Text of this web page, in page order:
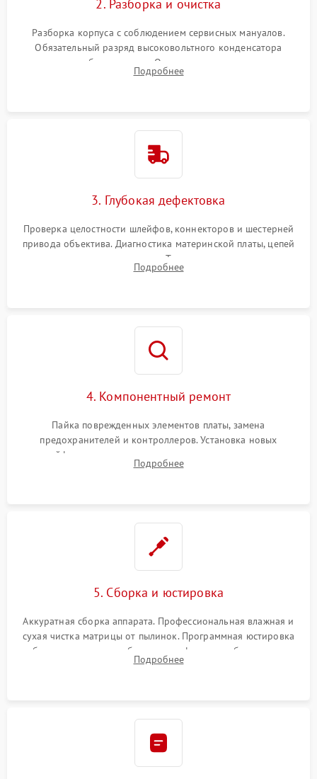
2. Разборка и очистка
Разборка корпуса с соблюдением сервисных мануалов.
Обязательный разряд высоковольтного конденсатора
вспышки для безопасности. Очистка внутренних узлов от
пыли, песка и следов влаги с помощью спецсредств.
Подробнее
3. Глубокая дефектовка
Проверка целостности шлейфов, коннекторов и шестерней
привода объектива. Диагностика материнской платы, цепей
питания и картоприемника. Тестирование механизма
затвора и блока внутрикамерной стабилизации.
Подробнее
4. Компонентный ремонт
Пайка поврежденных элементов платы, замена
предохранителей и контроллеров. Установка новых
шлейфов, дисплея, механизма затвора или двигателя
автофокуса. Восстановление геометрии тубуса объектива
Подробнее
5. Сборка и юстировка
Аккуратная сборка аппарата. Профессиональная влажная и
сухая чистка матрицы от пылинок. Программная юстировка
рабочего отрезка, калибровка автофокуса, стабилизатора и
экспозамера с помощью сервисного ПО.
Подробнее